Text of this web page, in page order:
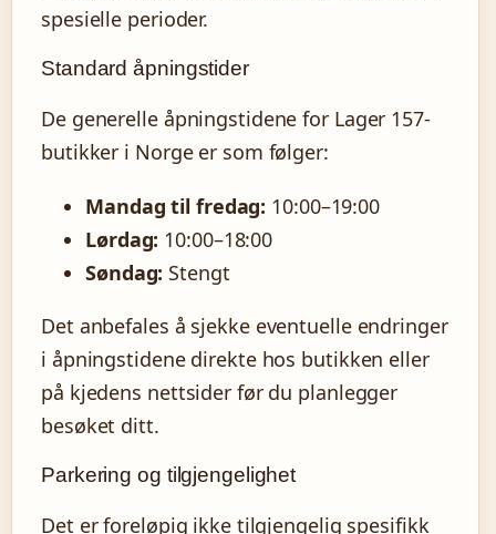
spesielle perioder.
Standard åpningstider
De generelle åpningstidene for Lager 157-
butikker i Norge er som følger:
Mandag til fredag: 10:00–19:00
Lørdag: 10:00–18:00
Søndag: Stengt
Det anbefales å sjekke eventuelle endringer
i åpningstidene direkte hos butikken eller
på kjedens nettsider før du planlegger
besøket ditt.
Parkering og tilgjengelighet
Det er foreløpig ikke tilgjengelig spesifikk